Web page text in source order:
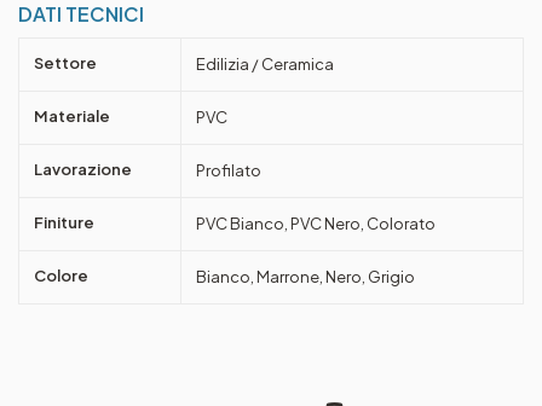
DATI TECNICI
Settore Edilizia / Ceramica
Materiale PVC
Lavorazione Profilato
Finiture PVC Bianco, PVC Nero, Colorato
Colore Bianco, Marrone, Nero, Grigio